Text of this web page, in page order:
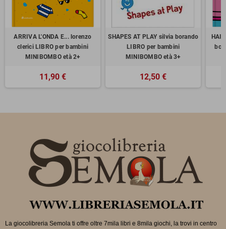
ARRIVA L'ONDA E... lorenzo
clerici LIBRO per bambini
MINIBOMBO età 2+
11,90 €
SHAPES AT PLAY silvia borando
LIBRO per bambini
MINIBOMBO età 3+
12,50 €
HAI
La giocolibreria Semola ti offre oltre 7mila libri e 8mila giochi, la trovi in centro